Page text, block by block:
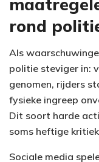
rond
Als
politie steviger in:
genomen, rijders
fysieke ingreep
Dit soort harde
soms heftige
Sociale media